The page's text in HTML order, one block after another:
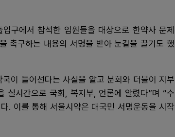
구에서 참석한 임원들을 대상으로 한약사 문제
촉구하는 내용의 서명을 받아 눈길을 끌기도 했
이 들어선다는 사실을 알고 분회와 더불어 지부
실시간으로 국회, 복지부, 언론에 알렸다”며 “수
. 이를 통해 서울시약은 대국민 서명운동을 시작